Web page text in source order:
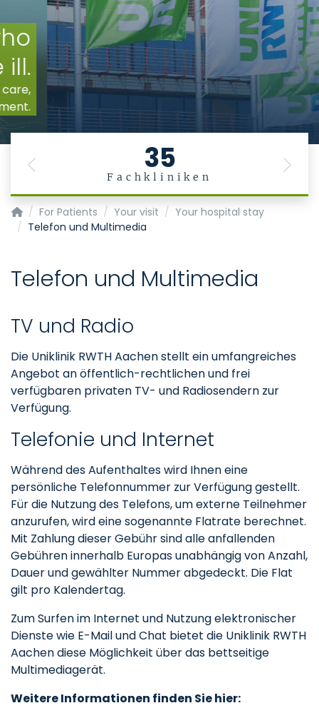
35
Fachkliniken
Previous Next
Homepage of Uniklinik RWTH Aachen
For Patients Your visit
Your hospital stay
Telefon und Multimedia
Telefon und Multimedia
TV und Radio
Die Uniklinik RWTH Aachen stellt ein umfangreiches
Angebot an öffentlich-rechtlichen und frei
verfügbaren privaten TV- und Radiosendern zur
Verfügung.
Telefonie und Internet
Während des Aufenthaltes wird Ihnen eine
persönliche Telefonnummer zur Verfügung gestellt.
Für die Nutzung des Telefons, um externe Teilnehmer
anzurufen, wird eine sogenannte Flatrate berechnet.
Mit Zahlung dieser Gebühr sind alle anfallenden
Gebühren innerhalb Europas unabhängig von Anzahl,
Dauer und gewählter Nummer abgedeckt. Die Flat
gilt pro Kalendertag.
Zum Surfen im Internet und Nutzung elektronischer
Dienste wie E-Mail und Chat bietet die Uniklinik RWTH
Aachen diese Möglichkeit über das bettseitige
Multimediagerät.
Weitere Informationen finden Sie hier: